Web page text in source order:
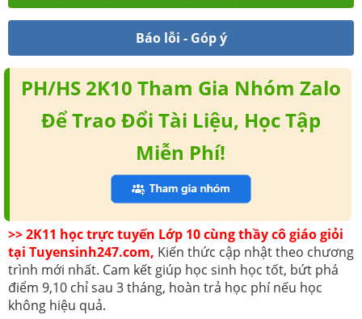
Báo lỗi - Góp ý
PH/HS 2K10 Tham Gia Nhóm Zalo
Để Trao Đổi Tài Liệu, Học Tập
Miễn Phí!
>> 2K11 học trực tuyến Lớp 10 cùng thầy cô giáo giỏi
tại Tuyensinh247.com, Kiến thức cập nhật theo chương
trình mới nhất. Cam kết giúp học sinh học tốt, bứt phá
điểm 9,10 chỉ sau 3 tháng, hoàn trả học phí nếu học
không hiệu quả.